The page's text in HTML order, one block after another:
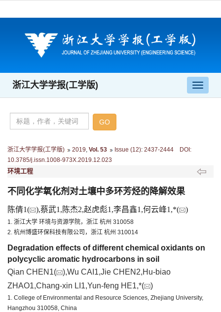
导
航
浙江大学学报(工学版)
浙江大学学报(工学版) 2019 Vol. 53 Issue (12): 2437-2444 DOI:
10.3785/j.issn.1008-973X.2019.12.023
环境工程
不同化学氧化剂对土壤中多环芳烃的降解效果
陈倩1( ),蔡武1,陈杰2,赵虎彪1,李昌鑫1,何云峰1,*( )
1. 浙江大学 环境与资源学院，浙江 杭州 310058
2. 杭州博盛环保科技有限公司，浙江 杭州 310014
Degradation effects of different chemical oxidants on
polycyclic aromatic hydrocarbons in soil
Qian CHEN1(
),Wu CAI1,Jie CHEN2,Hu-biao
ZHAO1,Chang-xin LI1,Yun-feng HE1,*(
)
1. College of Environmental and Resource Sciences, Zhejiang University,
Hangzhou 310058, China